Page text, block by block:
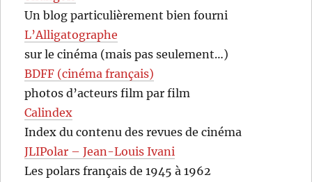
Un blog particulièrement bien fourni
L’Alligatographe
sur le cinéma (mais pas seulement…)
BDFF (cinéma français)
photos d’acteurs film par film
Calindex
Index du contenu des revues de cinéma
JLIPolar – Jean-Louis Ivani
Les polars français de 1945 à 1962